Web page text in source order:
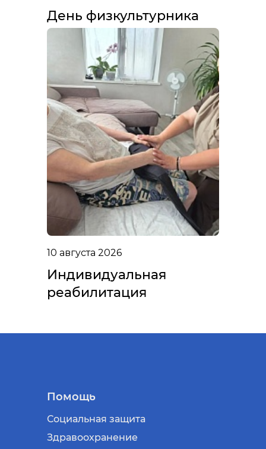
День физкультурника
10 августа 2026
Индивидуальная
реабилитация
Помощь
Социальная защита
Здравоохранение